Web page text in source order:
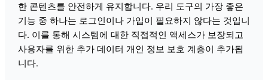
한 콘텐츠를 안전하게 유지합니다. 우리 도구의 가장 좋은
기능 중 하나는 로그인이나 가입이 필요하지 않다는 것입니
다. 이를 통해 시스템에 대한 직접적인 액세스가 보장되고
사용자를 위한 추가 데이터 개인 정보 보호 계층이 추가됩
니다.